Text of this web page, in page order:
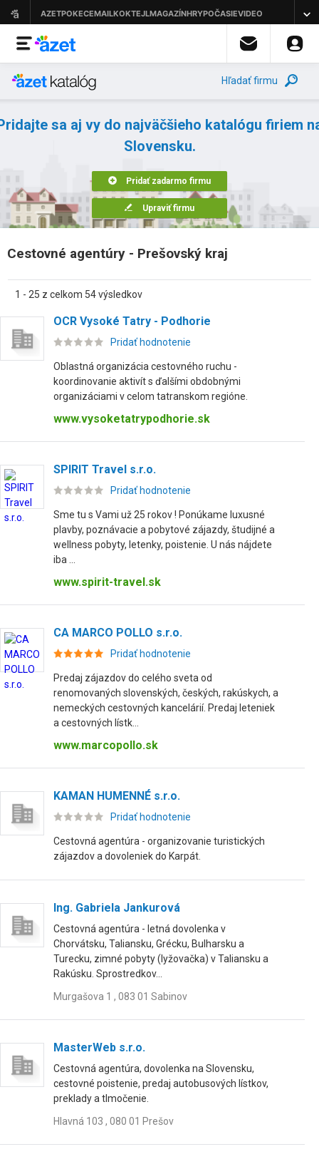
Hľadať firmu
sa aj vy do najväčšieho katalógu firiem
Slovensku.
Pridať zadarmo firmu
Upraviť firmu
Cestovné agentúry - Prešovský kraj
1 - 25 z celkom 54 výsledkov
OCR Vysoké Tatry - Podhorie
Pridať hodnotenie
Oblastná organizácia cestovného ruchu -
koordinovanie aktivít s ďalšími obdobnými
organizáciami v celom tatranskom regióne.
www.vysoketatrypodhorie.sk
SPIRIT Travel s.r.o.
Pridať hodnotenie
Sme tu s Vami už 25 rokov ! Ponúkame luxusné
plavby, poznávacie a pobytové zájazdy, študijné a
wellness pobyty, letenky, poistenie. U nás nájdete
iba ...
www.spirit-travel.sk
CA MARCO POLLO s.r.o.
Pridať hodnotenie
Predaj zájazdov do celého sveta od
renomovaných slovenských, českých, rakúskych, a
nemeckých cestovných kancelárií. Predaj leteniek
a cestovných lístk...
www.marcopollo.sk
KAMAN HUMENNÉ s.r.o.
Pridať hodnotenie
Cestovná agentúra - organizovanie turistických
zájazdov a dovoleniek do Karpát.
Ing. Gabriela Jankurová
Cestovná agentúra - letná dovolenka v
Chorvátsku, Taliansku, Grécku, Bulharsku a
Turecku, zimné pobyty (lyžovačka) v Taliansku a
Rakúsku. Sprostredkov...
Murgašova 1 , 083 01 Sabinov
MasterWeb s.r.o.
Cestovná agentúra, dovolenka na Slovensku,
cestovné poistenie, predaj autobusových lístkov,
preklady a tlmočenie.
Hlavná 103 , 080 01 Prešov